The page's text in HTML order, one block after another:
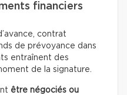
financiers
contrat
de prévoyance dans
entraînent des
de la signature.
être négociés ou